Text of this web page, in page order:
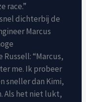
race.”
dichterbij de
Marcus
“Marcus,
me. Ik probeer
sneller dan Kimi,
Als het niet lukt,